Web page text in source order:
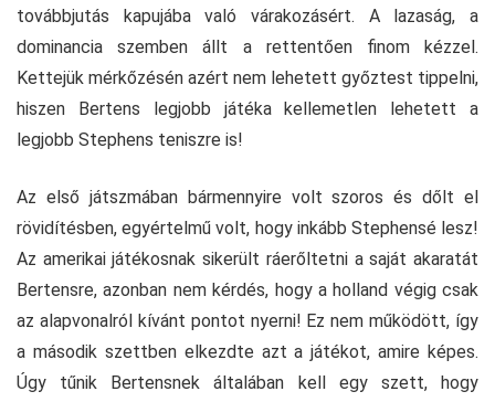
továbbjutás kapujába való várakozásért. A lazaság, a
dominancia szemben állt a rettentően finom kézzel.
Kettejük mérkőzésén azért nem lehetett győztest tippelni,
hiszen Bertens legjobb játéka kellemetlen lehetett a
legjobb Stephens teniszre is!
Az első játszmában bármennyire volt szoros és dőlt el
rövidítésben, egyértelmű volt, hogy inkább Stephensé lesz!
Az amerikai játékosnak sikerült ráerőltetni a saját akaratát
Bertensre, azonban nem kérdés, hogy a holland végig csak
az alapvonalról kívánt pontot nyerni! Ez nem működött, így
a második szettben elkezdte azt a játékot, amire képes.
Úgy tűnik Bertensnek általában kell egy szett, hogy